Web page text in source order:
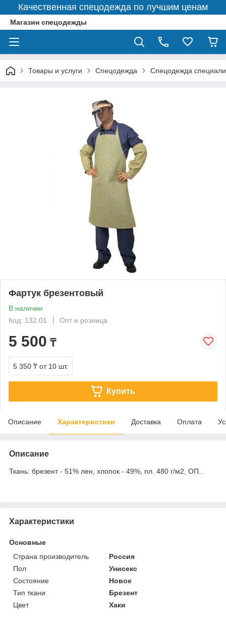
Качественная спецодежда по лучшим ценам
Магазин спецодежды
Товары и услуги Спецодежда Спецодежда
Фартук брезентовый
В наличии
Код: 132.01
Опт и розница
5 500 ₸
5 350 ₸ от 10 шт.
Купить
Описание Характеристики Доставка Оплата
Описание
Ткань: брезент - 51% лен, хлопок - 49%, пл. 480 г/м2, ОП..
Характеристики
Основные
Страна производитель
Россия
Пол
Унисекс
Состояние
Новое
Тип ткани
Брезент
Цвет
Хаки